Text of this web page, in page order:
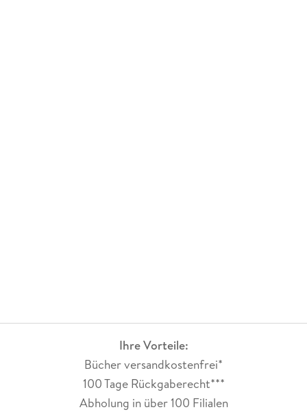
Ihre Vorteile:
Bücher versandkostenfrei*
100 Tage Rückgaberecht***
Abholung in über 100 Filialen